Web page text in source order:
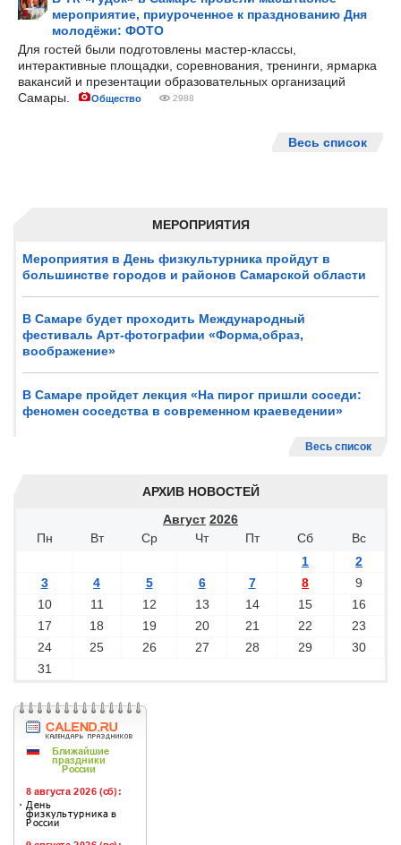
МЕРОПРИЯТИЯ
Мероприятия в День физкультурника пройдут в
большинстве городов и районов Самарской области
В Самаре будет проходить Международный
фестиваль Арт-фотографии «Форма,образ,
воображение»
В Самаре пройдет лекция «На пирог пришли соседи:
феномен соседства в современном краеведении»
Весь список
АРХИВ НОВОСТЕЙ
Август 2026
Пн
Вт Ср Чт Пт Сб
Вс
1
2
3
4 5 6 7 8
9
10
11 12 13 14 15
16
17
18 19 20 21 22
23
24
25 26 27 28 29
30
31
мероприятие, приуроченное к празднованию Дня
молодёжи: ФОТО
Для гостей были подготовлены мастер-классы,
интерактивные площадки, соревнования, тренинги, ярмарка
вакансий и презентации образовательных организаций
Самары.
Общество 2988
Весь список